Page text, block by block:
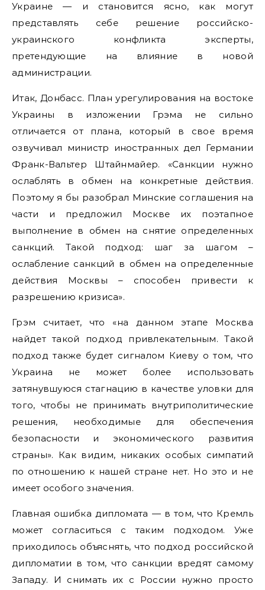
Украине — и становится ясно, как могут
представлять себе решение российско-
украинского конфликта эксперты,
претендующие на влияние в новой
администрации.
Итак, Донбасс. План урегулирования на востоке
Украины в изложении Грэма не сильно
отличается от плана, который в свое время
озвучивал министр иностранных дел Германии
Франк-Вальтер Штайнмайер. «Санкции нужно
ослаблять в обмен на конкретные действия.
Поэтому я бы разобрал Минские соглашения на
части и предложил Москве их поэтапное
выполнение в обмен на снятие определенных
санкций. Такой подход: шаг за шагом –
ослабление санкций в обмен на определенные
действия Москвы – способен привести к
разрешению кризиса».
Грэм считает, что «на данном этапе Москва
найдет такой подход привлекательным. Такой
подход также будет сигналом Киеву о том, что
Украина не может более использовать
затянувшуюся стагнацию в качестве уловки для
того, чтобы не принимать внутриполитические
решения, необходимые для обеспечения
безопасности и экономического развития
страны». Как видим, никаких особых симпатий
по отношению к нашей стране нет. Но это и не
имеет особого значения.
Главная ошибка дипломата — в том, что Кремль
может согласиться с таким подходом. Уже
приходилось объяснять, что подход российской
дипломатии в том, что санкции вредят самому
Западу. И снимать их с России нужно просто